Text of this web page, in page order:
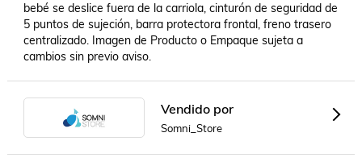
bebé se deslice fuera de la carriola, cinturón de seguridad de
5 puntos de sujeción, barra protectora frontal, freno trasero
centralizado. Imagen de Producto o Empaque sujeta a
cambios sin previo aviso.
Vendido por
Somni_Store